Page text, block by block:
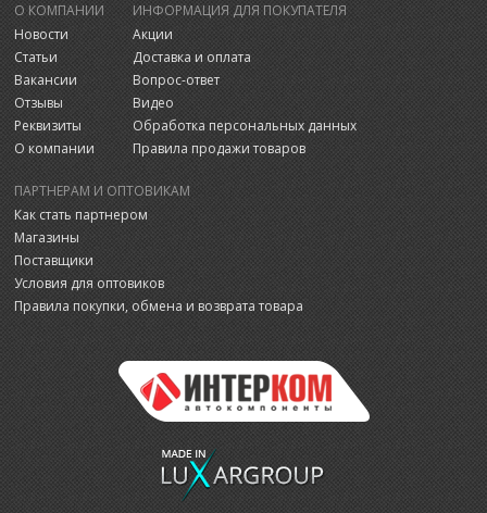
О КОМПАНИИ
Новости
Статьи
Вакансии
Отзывы
Реквизиты
О компании
ИНФОРМАЦИЯ ДЛЯ ПОКУПАТЕЛЯ
Акции
Доставка и оплата
Вопрос-ответ
Видео
Обработка персональных данных
Правила продажи товаров
ПАРТНЕРАМ И ОПТОВИКАМ
Как стать партнером
Магазины
Поставщики
Условия для оптовиков
Правила покупки, обмена и возврата товара